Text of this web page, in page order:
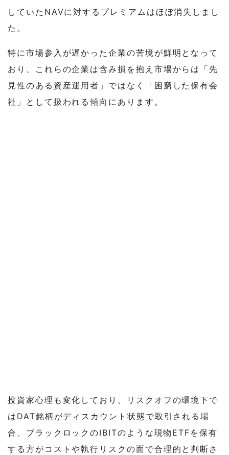
していたNAVに対するプレミアムはほぼ消失しまし
た。
特に市場参入が遅かった企業の苦境が鮮明となって
おり、これらの企業は含み損を抱え市場からは「先
見性のある資産運用者」ではなく「困窮した保有会
社」として扱われる傾向にあります。
投資家心理も変化しており、リスクオフの環境下で
はDAT銘柄がディスカウント状態で取引される場
合、ブラックロックのIBITのような現物ETFを保有
する方がコストや執行リスクの面で合理的と判断さ